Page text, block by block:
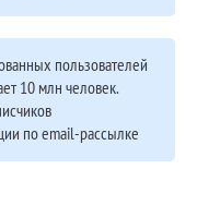
пользователей
10 млн человек.
по email-рассылке